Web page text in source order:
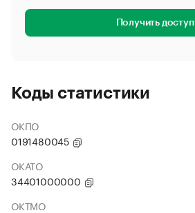
Получить доступ
Коды статистики
ОКПО
0191480045
ОКАТО
34401000000
ОКТМО